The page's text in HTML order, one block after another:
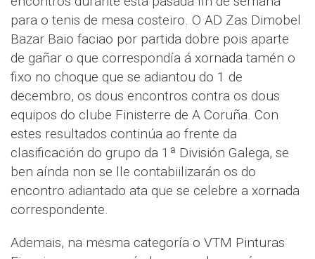
para o tenis de mesa costeiro. O AD Zas Dimobel
Bazar Baio faciao por partida dobre pois aparte
de gañar o que correspondía á xornada tamén o
fixo no choque que se adiantou do 1 de
decembro, os dous encontros contra os dous
equipos do clube Finisterre de A Coruña. Con
estes resultados continúa ao frente da
clasificación do grupo da 1ª División Galega, se
ben aínda non se lle contabiilizarán os do
encontro adiantado ata que se celebre a xornada
correspondente.
Ademais, na mesma categoría o VTM Pinturas